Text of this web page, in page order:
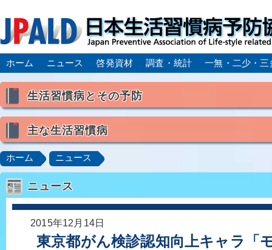
ホーム ニュース 啓発資材 調査・統計 一無・二少・三
生活習慣病とその予防
喫煙
食生活
主な生活習慣病
高血圧 脂質異常症（高脂血症）
肥満症／メタボリックシンドローム
動脈硬化
心
脂肪肝／NAFLD／NASH
ロコモティブシンドローム／サルコペニア／フレイル
ホーム ニュース
ニュース
2015年12月14日
東京都がん検診認知向上キャラ「